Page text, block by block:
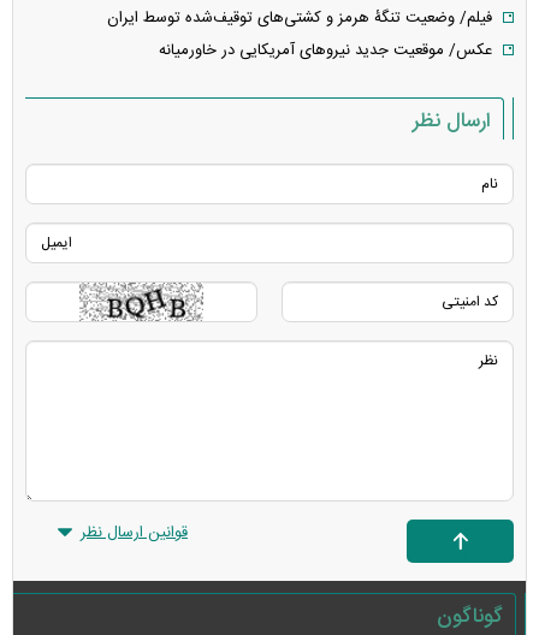
فیلم/ وضعیت تنگۀ هرمز و کشتی‌های توقیف‌شده توسط ایران
عکس/ موقعیت جدید نیرو‌های آمریکایی در خاورمیانه
ارسال نظر
قوانین ارسال نظر
گوناگون